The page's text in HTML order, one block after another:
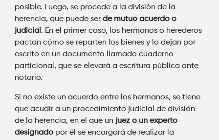
posible. Luego, se procede a la división de la
herencia, que puede ser de mutuo acuerdo o
judicial . En el primer caso, los hermanos o herederos
pactan cómo se reparten los bienes y lo dejan por
escrito en un documento llamado cuaderno
particional, que se elevará a escritura pública ante
notario.
Si no existe un acuerdo entre los hermanos, se tiene
que acudir a un procedimiento judicial de división
de la herencia, en el que un juez o un experto
designado por él se encargará de realizar la